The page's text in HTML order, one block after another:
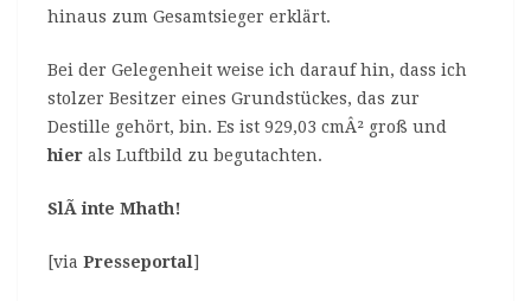
hinaus zum Gesamtsieger erklärt.
Bei der Gelegenheit weise ich darauf hin, dass ich
stolzer Besitzer eines Grundstückes, das zur
Destille gehört, bin. Es ist 929,03 cmÂ² groß und
hier als Luftbild zu begutachten.
SlÃ inte Mhath!
[via Presseportal ]